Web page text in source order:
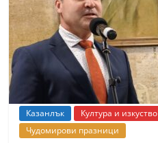
Казанлък Култура и изкуство
Чудомирови празници